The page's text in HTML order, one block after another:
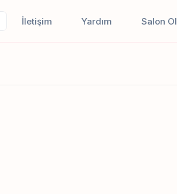
İletişim Yardım Salon Ol